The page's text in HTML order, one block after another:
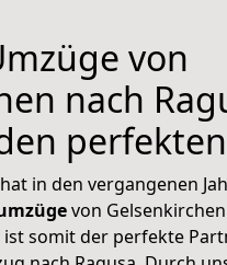
von
nach
in den vergangenen
von
somit der perfekte